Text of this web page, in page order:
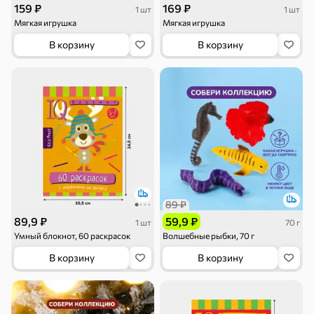
159 ₽
1 шт
Мягкая игрушка
В корзину
169 ₽
1 шт
Мягкая игрушка
В корзину
89,9 ₽
1 шт
Умный блокнот, 60 раскрасок
В корзину
89 ₽
59,9 ₽
70 г
Волшебные рыбки, 70 г
В корзину
Торты, рулеты,
кексы
Вафли Крекер
Карамель Пряники
Круассаны
Жевательная
резинка
арахисовая паста